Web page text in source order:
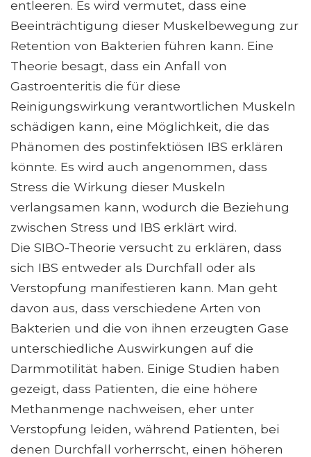
entleeren. Es wird vermutet, dass eine
Beeinträchtigung dieser Muskelbewegung zur
Retention von Bakterien führen kann. Eine
Theorie besagt, dass ein Anfall von
Gastroenteritis die für diese
Reinigungswirkung verantwortlichen Muskeln
schädigen kann, eine Möglichkeit, die das
Phänomen des postinfektiösen IBS erklären
könnte. Es wird auch angenommen, dass
Stress die Wirkung dieser Muskeln
verlangsamen kann, wodurch die Beziehung
zwischen Stress und IBS erklärt wird.
Die SIBO-Theorie versucht zu erklären, dass
sich IBS entweder als Durchfall oder als
Verstopfung manifestieren kann. Man geht
davon aus, dass verschiedene Arten von
Bakterien und die von ihnen erzeugten Gase
unterschiedliche Auswirkungen auf die
Darmmotilität haben. Einige Studien haben
gezeigt, dass Patienten, die eine höhere
Methanmenge nachweisen, eher unter
Verstopfung leiden, während Patienten, bei
denen Durchfall vorherrscht, einen höheren